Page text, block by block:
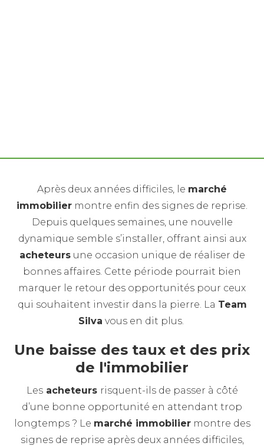
Après deux années difficiles, le marché
immobilier montre enfin des signes de reprise.
Depuis quelques semaines, une nouvelle
dynamique semble s’installer, offrant ainsi aux
acheteursune occasion unique de réaliser de
bonnes affaires. Cette période pourrait bien
marquer le retour des opportunités pour ceux
qui souhaitent investir dans la pierre. La Team
Silva vous en dit plus.
Une baisse des taux et des prix
de l'immobilier
Lesacheteurs risquent-ils de passer à côté
d’une bonne opportunité en attendant trop
longtemps ? Le marché immobiliermontre des
signes de reprise après deux années difficiles,